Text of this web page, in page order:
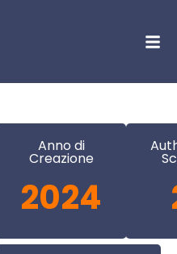
Anno di
Creazione
2024